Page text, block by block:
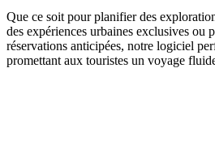
Que ce soit pour planifier des
des expériences urbaines exclusives ou
réservations anticipées, notre logiciel
promettant aux touristes un voyage